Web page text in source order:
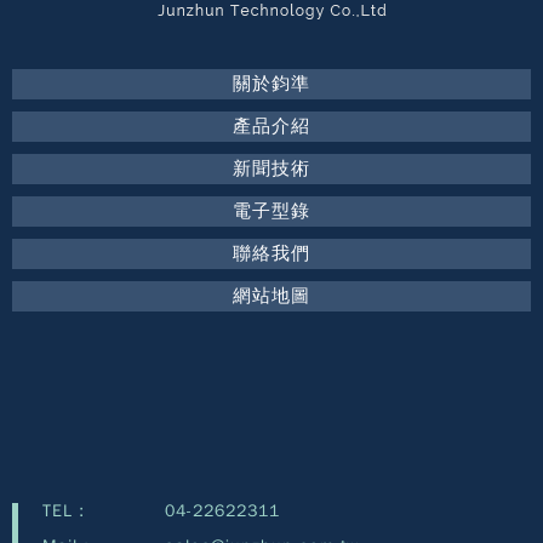
關於鈞準
產品介紹
新聞技術
電子型錄
聯絡我們
網站地圖
TEL :
04-22622311